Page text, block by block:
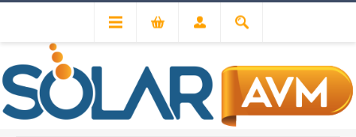
3KW HV MPPT 40-500 PV INPUT AKILLI İNVERTER